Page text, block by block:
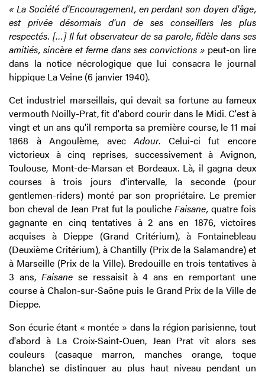
« La Société d'Encouragement, en perdant son doyen d'âge,
est privée désormais d'un de ses conseillers les plus
respectés. […] Il fut observateur de sa parole, fidèle dans ses
amitiés, sincère et ferme dans ses convictions » peut-on lire
dans la notice nécrologique que lui consacra le journal
hippique La Veine (6 janvier 1940).
Cet industriel marseillais, qui devait sa fortune au fameux
vermouth Noilly-Prat, fit d'abord courir dans le Midi. C'est à
vingt et un ans qu'il remporta sa première course, le 11 mai
1868 à Angoulème, avecAdour. Celui-ci fut encore
victorieux à cinq reprises, successivement à Avignon,
Toulouse, Mont-de-Marsan et Bordeaux. Là, il gagna deux
courses à trois jours d'intervalle, la seconde (pour
gentlemen-riders) monté par son propriétaire. Le premier
bon cheval de Jean Prat fut la pouliche Faisane, quatre fois
gagnante en cinq tentatives à 2 ans en 1876, victoires
acquises à Dieppe (Grand Critérium), à Fontainebleau
(Deuxième Critérium), à Chantilly (Prix de la Salamandre) et
à Marseille (Prix de la Ville). Bredouille en trois tentatives à
3 ans, Faisanese ressaisit à 4 ans en remportant une
course à Chalon-sur-Saône puis le Grand Prix de la Ville de
Dieppe.
Son écurie étant « montée » dans la région parisienne, tout
d'abord à La Croix-Saint-Ouen, Jean Prat vit alors ses
couleurs (casaque marron, manches orange, toque
blanche) se distinguer au plus haut niveau pendant un